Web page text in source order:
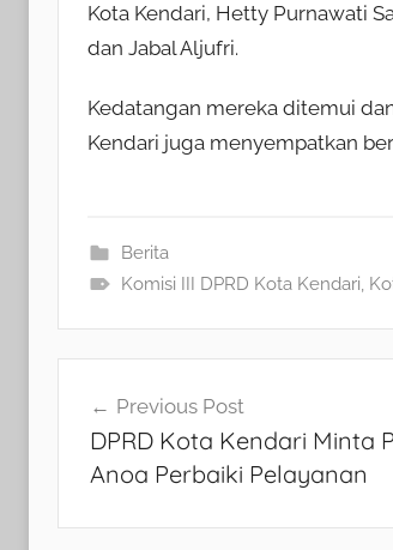
Kota Kendari, Hetty Purnawati
dan Jabal Aljufri.
Kedatangan mereka ditemui
Kendari juga menyempatkan
Berita
Komisi III DPRD Kota Kendari
Navigasi
pos
Previous Post
DPRD Kota Kendari Minta
Anoa Perbaiki Pelayanan